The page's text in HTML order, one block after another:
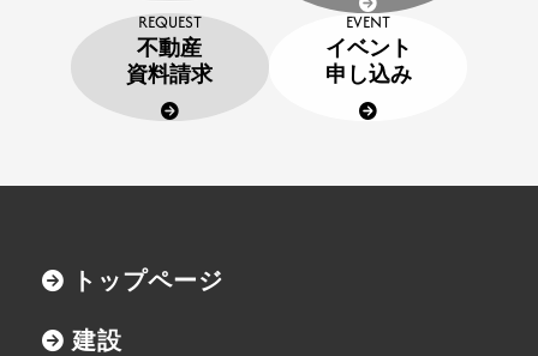
REQUEST
不動産
資料請求
EVENT
イベント
申し込み
トップページ
建設